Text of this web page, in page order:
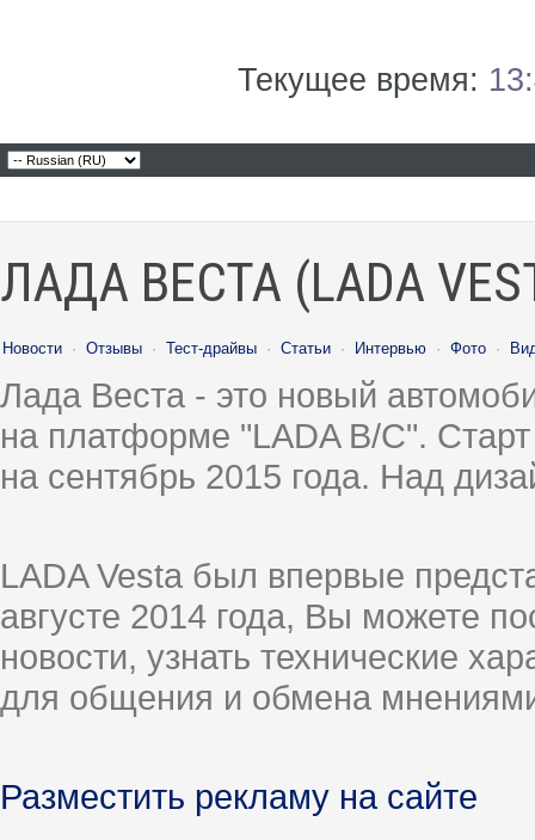
Текущее время:
ЛАДА ВЕСТА (LADA
Новости · Отзывы · Тест-драйвы · Статьи · Интервью · Фото ·
Лада Веста - это новый
на платформе "LADA B/C".
на сентябрь 2015 года. Над
LADA Vesta был впервые
августе 2014 года, Вы можете
новости, узнать технические
для общения и обмена
Разместить рекламу на сайте